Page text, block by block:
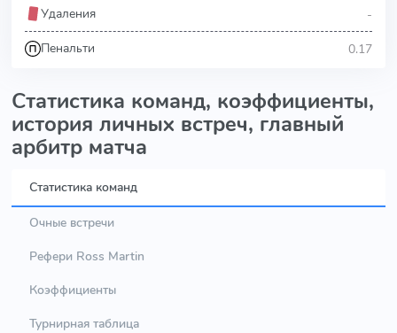
Удаления -
Пенальти 0.17
Статистика команд, коэффициенты,
история личных встреч, главный
арбитр матча
Статистика команд
Очные встречи
Рефери Ross Martin
Коэффициенты
Турнирная таблица